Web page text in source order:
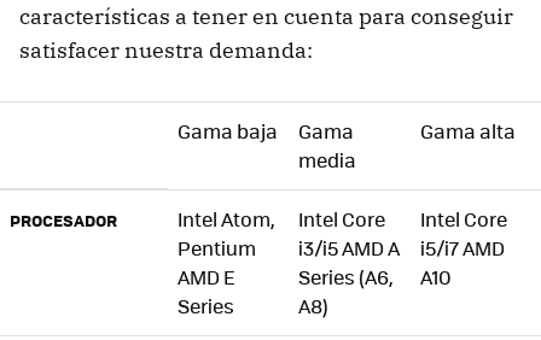
características a tener en cuenta para conseguir
satisfacer nuestra demanda:
Gama baja
Gama
media
Gama alta
PROCESADOR
Intel Atom,
Pentium
AMD E
Series
Intel Core
i3/i5 AMD A
Series (A6,
A8)
Intel Core
i5/i7 AMD
A10